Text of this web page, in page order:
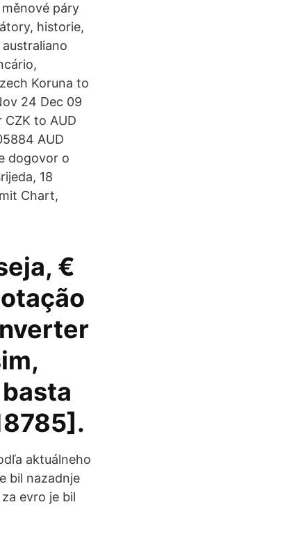
páry
historie,
Koruna to
24 Dec 09
to AUD
AUD
dogovor o
18
Chart,
€
aktuálneho
bil nazadnje
evro je bil